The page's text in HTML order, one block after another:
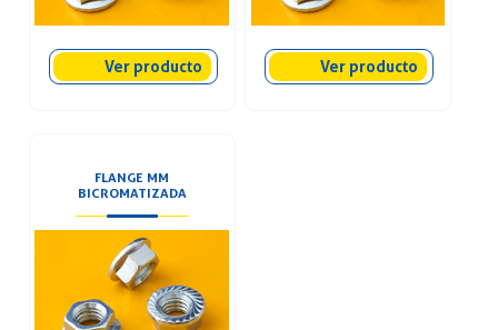
Ver producto Ver producto
FLANGE MM
BICROMATIZADA